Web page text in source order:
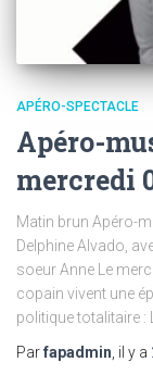
APÉRO-SPECTACLE
Apéro-
mercredi
Matin brun Apéro-
Delphine Alvado,
soeur Anne Le
copain vivent une
politique totalitaire :
Parfapadmin, il y a